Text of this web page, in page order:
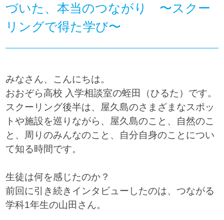
づいた、本当のつながり 〜スクー
リングで得た学び〜
みなさん、こんにちは。
おおぞら高校 入学相談室の蛭田（ひるた）です。
スクーリング後半は、屋久島のさまざまなスポッ
トや施設を巡りながら、屋久島のこと、自然のこ
と、周りのみんなのこと、自分自身のことについ
て知る時間です。
生徒は何を感じたのか？
前回に引き続きインタビューしたのは、つながる
学科1年生の山田さん。